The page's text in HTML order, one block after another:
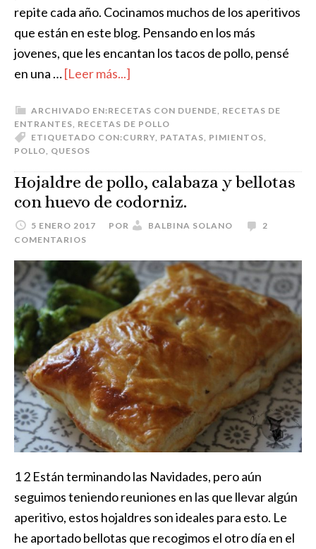
repite cada año. Cocinamos muchos de los aperitivos
que están en este blog. Pensando en los más
jovenes, que les encantan los tacos de pollo, pensé
en una …[Leer más...]
ARCHIVADO EN:RECETAS CON DUENDE RECETAS DE
ENTRANTES RECETAS DE POLLO
ETIQUETADO CON:CURRY PATATAS PIMIENTOS
POLLO QUESOS
Hojaldre de pollo, calabaza y bellotas
con huevo de codorniz.
5 ENERO 2017 POR BALBINA SOLANO
2
COMENTARIOS
1 2 Están terminando las Navidades, pero aún
seguimos teniendo reuniones en las que llevar algún
aperitivo, estos hojaldres son ideales para esto. Le
he aportado bellotas que recogimos el otro día en el